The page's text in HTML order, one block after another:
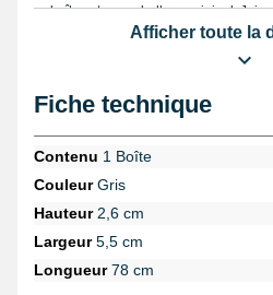
boîte est un emballage original.
à fabriquer soi même grâce à
de ne pas employer de papier
largeur et 2,6cm en hauteur.
Conseil créatif :
personnalisée en personnalisant cet
des tampons et des décorations
Afficher toute la
Fiche technique
Contenu 1 Boîte
CouleurGris
Hauteur2,6 cm
Largeur5,5 cm
Longueur78 cm